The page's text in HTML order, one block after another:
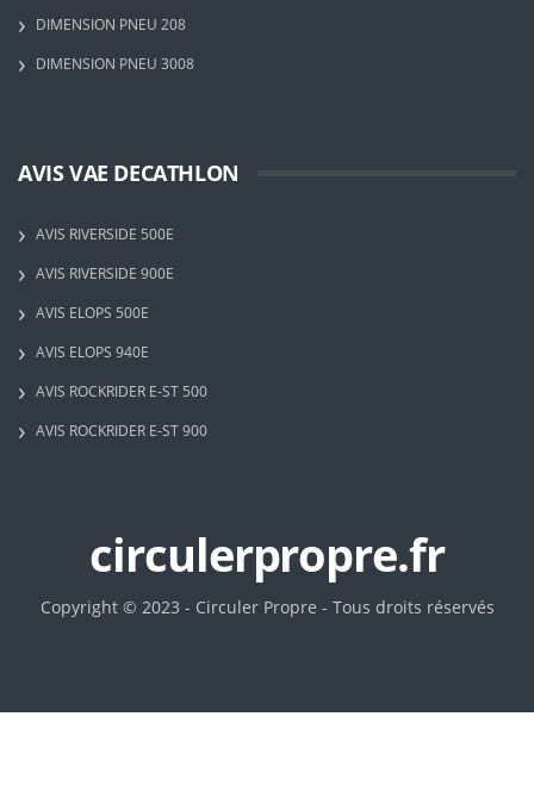
DIMENSION PNEU 208
DIMENSION PNEU 3008
AVIS VAE DECATHLON
AVIS RIVERSIDE 500E
AVIS RIVERSIDE 900E
AVIS ELOPS 500E
AVIS ELOPS 940E
AVIS ROCKRIDER E-ST 500
AVIS ROCKRIDER E-ST 900
circulerpropre.fr
Copyright © 2023 - Circuler Propre - Tous droits réservés